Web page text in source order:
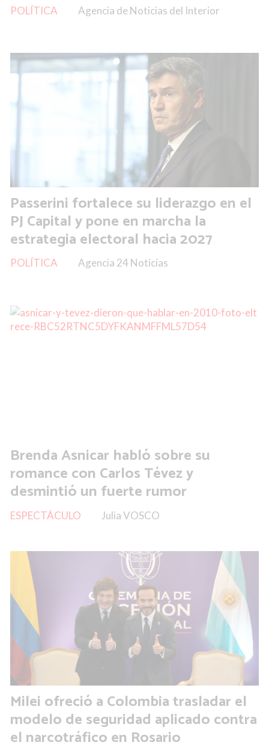
Agencia de Noticias del Interior
POLÍTICA
Passerini fortalece su liderazgo en el
PJ Capital y pone en marcha la
estrategia electoral hacia 2027
Agencia 24 Noticias
POLÍTICA
Brenda Asnicar habló sobre su
romance con Carlos Tévez y
desmintió un fuerte rumor
Julia VOSCO
ESPECTÁCULO
Milei ofreció a Colombia trasladar el
modelo de seguridad aplicado contra
el narcotráfico en Rosario